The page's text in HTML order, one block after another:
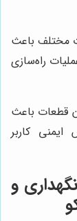
مختلف باعث
راه‌سازی
قطعات باعث
کاربر
و